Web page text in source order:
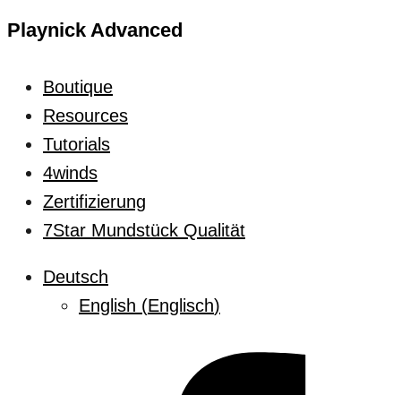
Playnick Advanced
Boutique
Resources
Tutorials
4winds
Zertifizierung
7Star Mundstück Qualität
Deutsch
English (Englisch)